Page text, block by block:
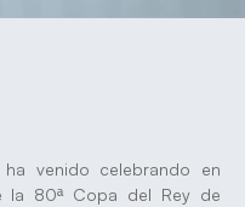
venido celebrando en
la 80ª Copa del Rey de